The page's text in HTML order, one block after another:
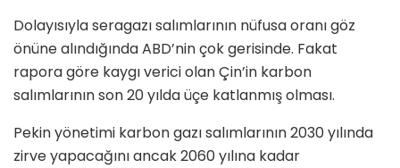
Dolayısıyla seragazı salımlarının nüfusa oranı göz
önüne alındığında ABD’nin çok gerisinde. Fakat
rapora göre kaygı verici olan Çin’in karbon
salımlarının son 20 yılda üçe katlanmış olması.
Pekin yönetimi karbon gazı salımlarının 2030 yılında
zirve yapacağını ancak 2060 yılına kadar